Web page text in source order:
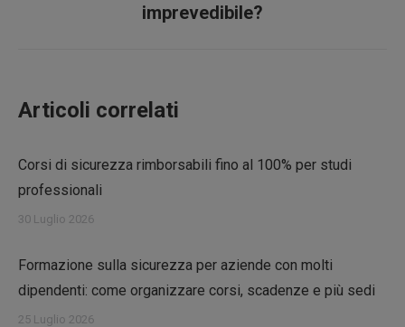
post:
imprevedibile?
Articoli correlati
Corsi di sicurezza rimborsabili fino al 100% per studi
professionali
30 Luglio 2026
Formazione sulla sicurezza per aziende con molti
dipendenti: come organizzare corsi, scadenze e più sedi
25 Luglio 2026